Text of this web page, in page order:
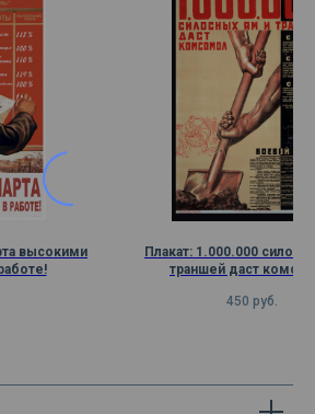
высокими
Плакат: 1.000.000
траншей даст
450 руб.